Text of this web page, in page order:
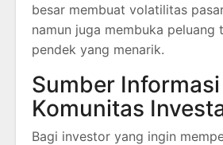
besar membuat volatilitas
namun juga membuka peluang
pendek yang menarik.
Sumber
Komunitas
Bagi investor yang ingin